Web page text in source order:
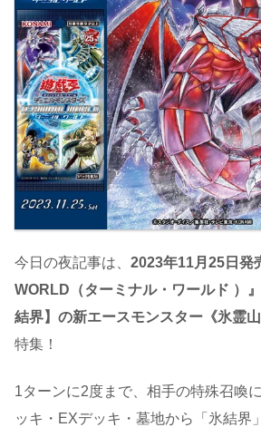
今日の夜記事は、 2023年11月25日発
WORLD（ターミナル・ワールド ）
結界】の新エースモンスター《氷霊
特集！
1ターンに2度まで、相手の特殊召喚
ッキ・EXデッキ・墓地から「氷結界